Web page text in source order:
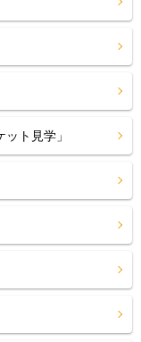
ト見学」